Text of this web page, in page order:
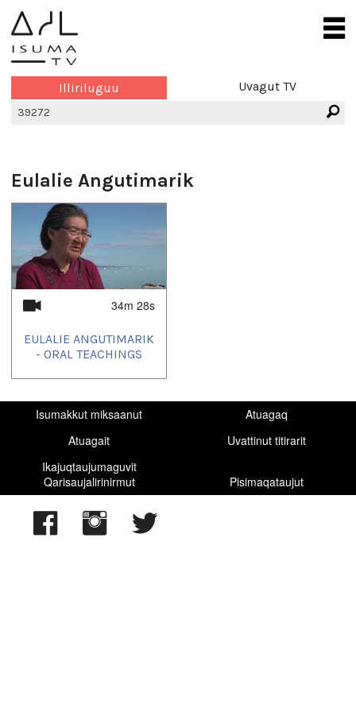
Illiriluguu Uvagut TV
Eulalie Angutimarik
34m 28s
EULALIE ANGUTIMARIK
- ORAL TEACHINGS
Isumakkut miksaanut
Atuagaq
Atuagait
Uvattinut titirarit
Ikajuqtaujumaguvit
Qarisaujalirinirmut
Pisimaqataujut